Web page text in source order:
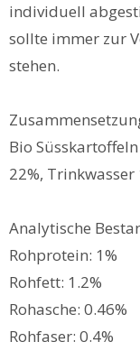
individuell
sollte immer zur
stehen.
Bio
22%, Trinkwasser
Analytische
Rohprotein: 1%
Rohfett: 1.2%
Rohasche: 0.46%
Rohfaser: 0.4%